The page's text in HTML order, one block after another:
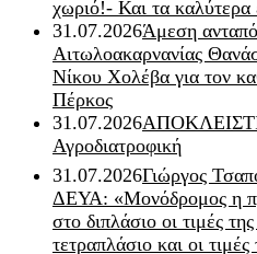
χωριό!- Και τα καλύτερα
31.07.2026Άμεση
Αιτωλοακαρνανίας
Νίκου Χολέβα για τον
Πέρκος
31.07.2026
Αγροδιατροφική
31.07.2026Γιώργος
ΔΕΥΑ: «Μονόδρομος η
στο διπλάσιο οι τιμές
τετραπλάσιο και οι